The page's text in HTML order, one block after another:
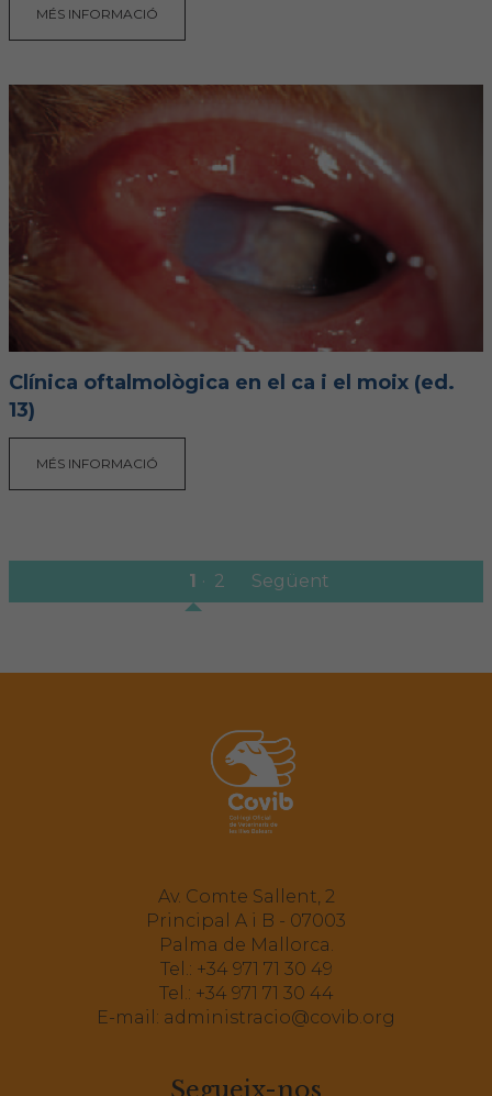
MÉS INFORMACIÓ
Clínica oftalmològica en el ca i el moix (ed.
13)
MÉS INFORMACIÓ
1 2 Següent
Av. Comte Sallent, 2
Principal A i B - 07003
Palma de Mallorca.
Tel.: +34 971 71 30 49
Tel.: +34 971 71 30 44
E-mail: administracio@covib.org
Segueix-nos